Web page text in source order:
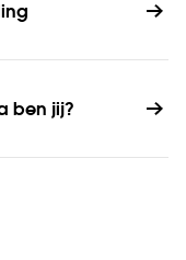
ben jij?